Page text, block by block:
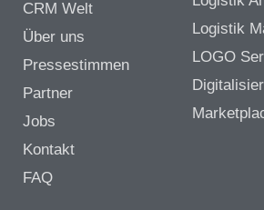
CRM Welt
Über uns
Pressestimmen
Partner
Jobs
Kontakt
FAQ
Logistik
LOGO